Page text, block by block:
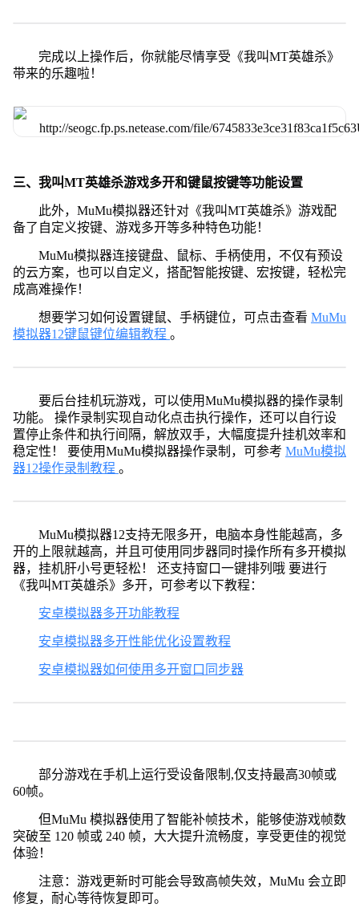
完成以上操作后，你就能尽情享受《我叫MT英雄杀》
带来的乐趣啦！
三、我叫MT英雄杀游戏多开和键鼠按键等功能设置
此外，MuMu模拟器还针对《我叫MT英雄杀》游戏配
备了自定义按键、游戏多开等多种特色功能！
MuMu模拟器连接键盘、鼠标、手柄使用，不仅有预设
的云方案，也可以自定义，搭配智能按键、宏按键，轻松完
成高难操作！
想要学习如何设置键鼠、手柄键位，可点击查看 MuMu
模拟器12键鼠键位编辑教程 。
要后台挂机玩游戏，可以使用MuMu模拟器的操作录制
功能。 操作录制实现自动化点击执行操作，还可以自行设
置停止条件和执行间隔，解放双手，大幅度提升挂机效率和
稳定性！ 要使用MuMu模拟器操作录制，可参考 MuMu模拟
器12操作录制教程 。
MuMu模拟器12支持无限多开，电脑本身性能越高，多
开的上限就越高，并且可使用同步器同时操作所有多开模拟
器，挂机肝小号更轻松！ 还支持窗口一键排列哦 要进行
《我叫MT英雄杀》多开，可参考以下教程：
安卓模拟器多开功能教程
安卓模拟器多开性能优化设置教程
安卓模拟器如何使用多开窗口同步器
部分游戏在手机上运行受设备限制,仅支持最高30帧或
60帧。
但MuMu 模拟器使用了智能补帧技术，能够使游戏帧数
突破至 120 帧或 240 帧，大大提升流畅度，享受更佳的视觉
体验！
注意：游戏更新时可能会导致高帧失效，MuMu 会立即
修复，耐心等待恢复即可。